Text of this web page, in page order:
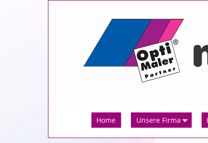
Home Unsere Firma